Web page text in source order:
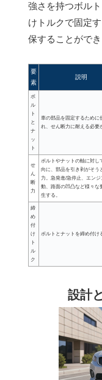
強さを持つボル
けトルクで固定
保することができ
要
素
説明
ボ
ル
ト
と
ナ
ッ
ト
車の部品を固定するために
れ、せん断力に耐える必要
せ
ん
断
力
ボルトやナットの軸に対し
向に、部品を引き剥がそう
力。急発進/急停止、エンジ
動、路面の凹凸など様々な
生する。
締
め
付
け
ト
ル
ク
ボルトとナットを締め付け
設計